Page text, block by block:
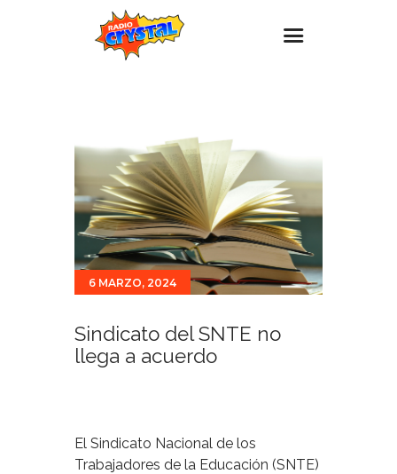
Estaciones
Eventos
Promociones
Noticias
Para ti
Contacto
6 MARZO, 2024
Sindicato del SNTE no
llega a acuerdo
El Sindicato Nacional de los
Trabajadores de la Educación (SNTE)